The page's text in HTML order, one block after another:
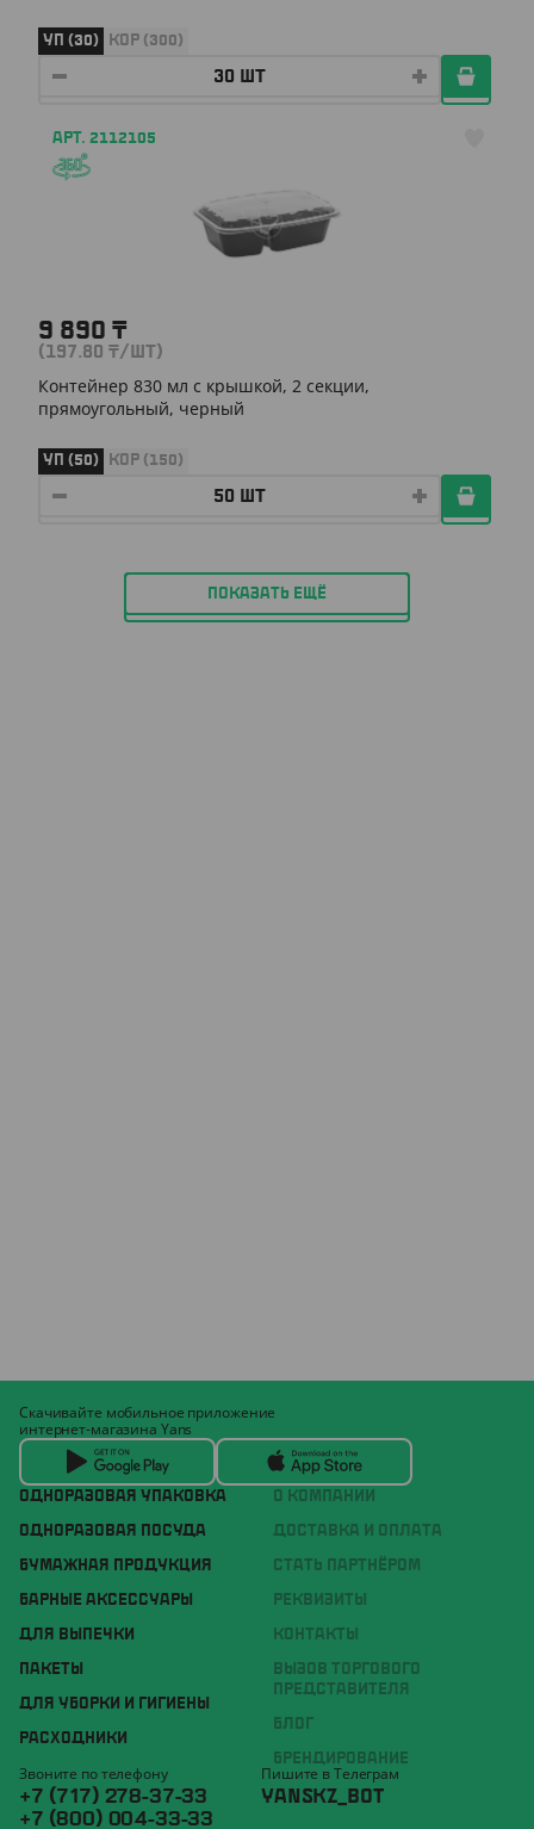
УП (30) КОР (300)
АРТ. 2112105
9 890 ₸
(197.80 ₸/ШТ)
Контейнер 830 мл с крышкой, 2 секции,
прямоугольный, черный
УП (50) КОР (150)
ПОКАЗАТЬ ЕЩЁ
ОДНОРАЗОВАЯ УПАКОВКА
ОДНОРАЗОВАЯ ПОСУДА
БУМАЖНАЯ ПРОДУКЦИЯ
БАРНЫЕ АКСЕССУАРЫ
ДЛЯ ВЫПЕЧКИ
ПАКЕТЫ
ДЛЯ УБОРКИ И ГИГИЕНЫ
РАСХОДНИКИ
О КОМПАНИИ
ДОСТАВКА И ОПЛАТА
СТАТЬ ПАРТНЁРОМ
РЕКВИЗИТЫ
КОНТАКТЫ
ВЫЗОВ ТОРГОВОГО
ПРЕДСТАВИТЕЛЯ
БЛОГ
БРЕНДИРОВАНИЕ
Скачивайте мобильное приложение
интернет-магазина Yans
Звоните по телефону
+7 (717) 278-37-33
+7 (800) 004-33-33
Пишите в Телеграм
YANSKZ_BOT